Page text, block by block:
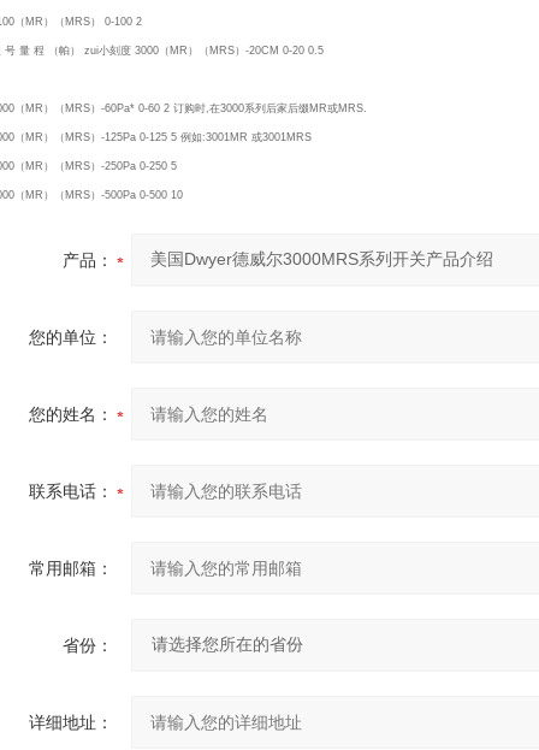
（MR）（MRS） 0-100 2
号 量 程 （帕） zui小刻度 3000（MR）（MRS）-20CM 0-20 0.5
（MR）（MRS）-60Pa* 0-60 2 订购时,在3000系列后家后缀MR或MRS.
（MR）（MRS）-125Pa 0-125 5 例如:3001MR 或3001MRS
（MR）（MRS）-250Pa 0-250 5
（MR）（MRS）-500Pa 0-500 10
产品：
您的单位：
您的姓名：
联系电话：
常用邮箱：
省份：
详细地址：